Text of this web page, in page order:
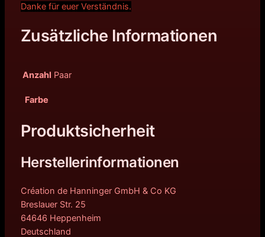
Danke für euer Verständnis.
Zusätzliche Informationen
Anzahl Paar
Farbe
Produktsicherheit
Herstellerinformationen
Création de Hanninger GmbH & Co KG
Breslauer Str. 25
64646 Heppenheim
Deutschland